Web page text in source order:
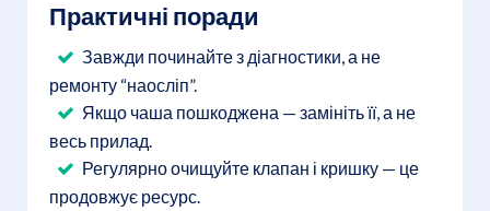
Практичні поради
Завжди починайте з діагностики, а не
ремонту “наосліп”.
Якщо чаша пошкоджена — замініть її, а не
весь прилад.
Регулярно очищуйте клапан і кришку — це
продовжує ресурс.